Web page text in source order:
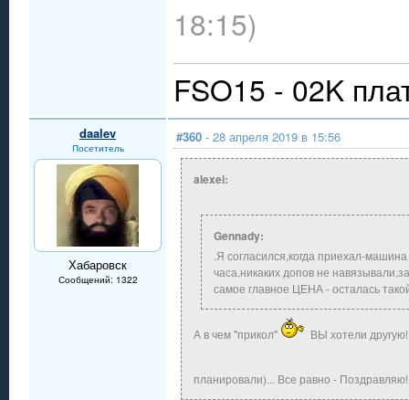
18:15)
FSO15 - 02K
daalev
Посетитель
Хабаровск
Сообщений: 1322
#360 - 28 апреля 2019 в 15:56
alexei:
Gennady:
.Я согласился,когда приехал-
часа,никаких допов не
самое главное ЦЕНА - осталась
А в чем "прикол" ВЫ хотели
планировали)... Все равно -